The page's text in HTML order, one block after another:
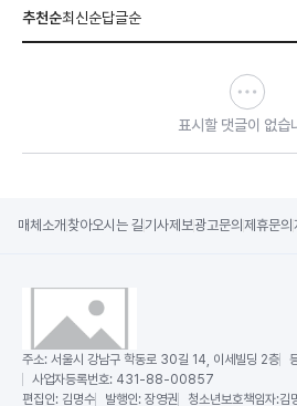
추천순최신순답글순
표시할 댓글이 없습
매체소개 찾아오시는 길기사제보광고문의 제휴문의
주소: 서울시 강남구 학동로 30길 14, 이세빌딩 2층
사업자등록번호: 431-88-00857
편집인: 김명수 발행인: 장영권 청소년보호책임자:김